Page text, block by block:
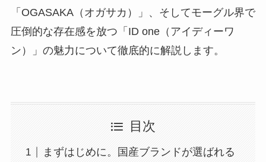
「OGASAKA（オガサカ）」、そしてモーグル界で
圧倒的な存在感を放つ「ID one（アイディーワ
ン）」の魅力について徹底的に解説します。
目次
まずはじめに。国産ブランドが選ばれる